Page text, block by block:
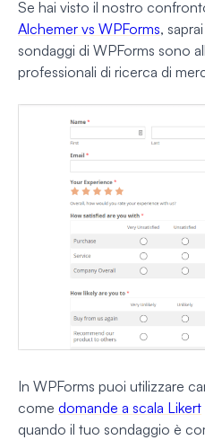
Se hai visto il nostro
Alchemer vs WPForms,
sondaggi di WPForms sono
professionali di ricerca di
In WPForms puoi utilizzare
come domande a scala Likert
quando il tuo sondaggio è